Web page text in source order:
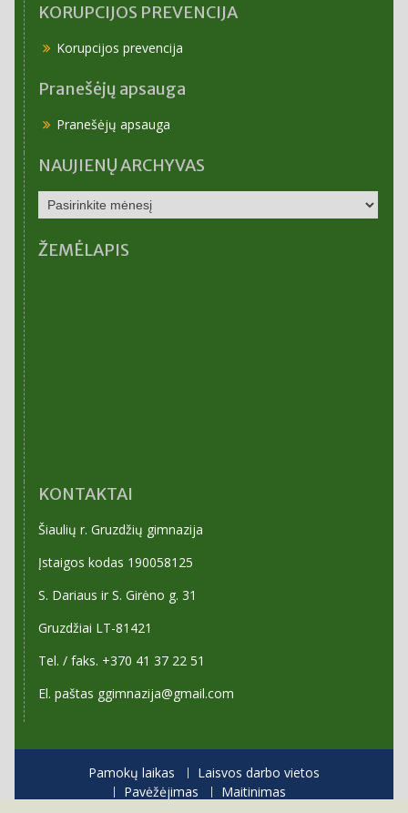
KORUPCIJOS PREVENCIJA
Korupcijos prevencija
Pranešėjų apsauga
Pranešėjų apsauga
NAUJIENŲ ARCHYVAS
NAUJIENŲ
ARCHYVAS
ŽEMĖLAPIS
KONTAKTAI
Šiaulių r. Gruzdžių gimnazija
Įstaigos kodas 190058125
S. Dariaus ir S. Girėno g. 31
Gruzdžiai LT-81421
Tel. / faks. +370 41 37 22 51
El. paštas ggimnazija@gmail.com
Pamokų laikas
Laisvos darbo vietos
Pavėžėjimas
Maitinimas